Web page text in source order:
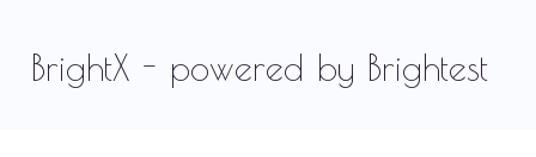
BrightX - powered by Brightest